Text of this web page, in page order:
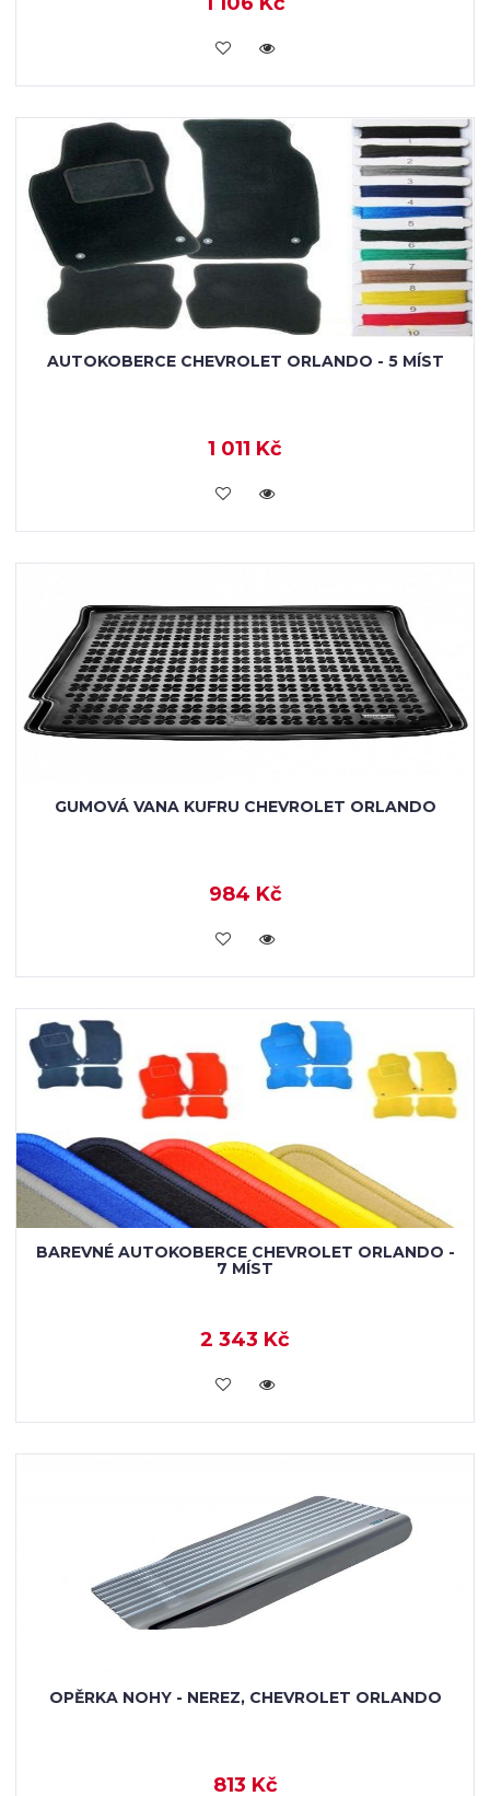
KOUPIT
AUTOKOBERCE CHEVROLET ORLANDO - 5 MÍST
1 011 Kč
KOUPIT
GUMOVÁ VANA KUFRU CHEVROLET ORLANDO
984 Kč
KOUPIT
BAREVNÉ AUTOKOBERCE CHEVROLET ORLANDO -
7 MÍST
2 343 Kč
KOUPIT
OPĚRKA NOHY - NEREZ, CHEVROLET ORLANDO
813 Kč